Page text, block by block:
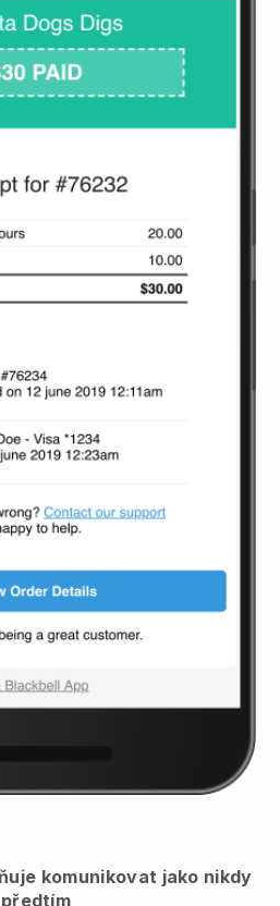
komunikovat jako nikdy
předtím